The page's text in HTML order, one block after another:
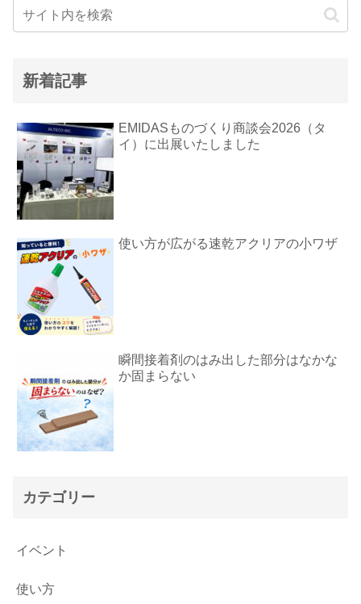
新着記事
EMIDASものづくり商談会2026（タ
イ）に出展いたしました
使い方が広がる速乾アクリアの小ワザ
瞬間接着剤のはみ出した部分はなかな
か固まらない
カテゴリー
イベント
使い方